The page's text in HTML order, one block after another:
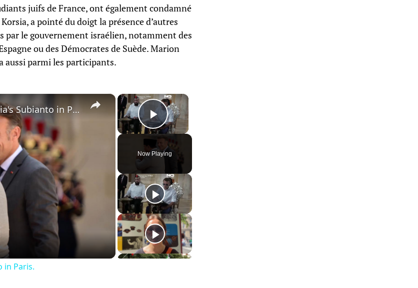
juifs de France, ont également condamné
a pointé du doigt la présence d’autres
par le gouvernement israélien, notamment des
ou des Démocrates de Suède. Marion
aussi parmi les participants.
×
Play Video
Now Playing
×
France: Macron welcomes Indonesia's Subianto in Paris.
in Paris.